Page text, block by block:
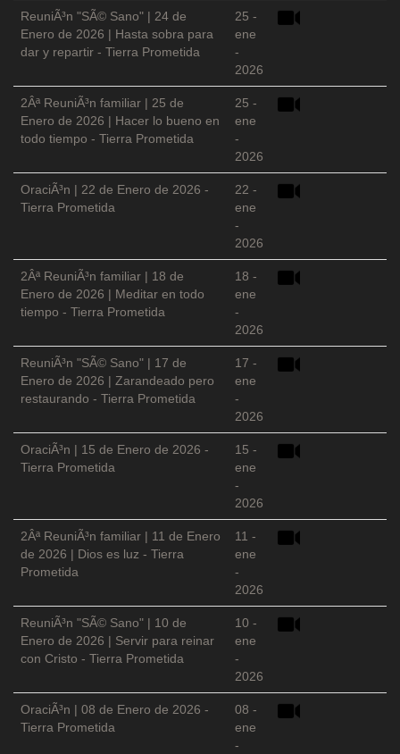
ReuniÃ³n "SÃ© Sano" | 24 de
Enero de 2026 | Hasta sobra para
dar y repartir - Tierra Prometida
25 -
ene
-
2026
2Âª ReuniÃ³n familiar | 25 de
Enero de 2026 | Hacer lo bueno en
todo tiempo - Tierra Prometida
25 -
ene
-
2026
OraciÃ³n | 22 de Enero de 2026 -
Tierra Prometida
22 -
ene
-
2026
2Âª ReuniÃ³n familiar | 18 de
Enero de 2026 | Meditar en todo
tiempo - Tierra Prometida
18 -
ene
-
2026
ReuniÃ³n "SÃ© Sano" | 17 de
Enero de 2026 | Zarandeado pero
restaurando - Tierra Prometida
17 -
ene
-
2026
OraciÃ³n | 15 de Enero de 2026 -
Tierra Prometida
15 -
ene
-
2026
2Âª ReuniÃ³n familiar | 11 de Enero
de 2026 | Dios es luz - Tierra
Prometida
11 -
ene
-
2026
ReuniÃ³n "SÃ© Sano" | 10 de
Enero de 2026 | Servir para reinar
con Cristo - Tierra Prometida
10 -
ene
-
2026
OraciÃ³n | 08 de Enero de 2026 -
Tierra Prometida
08 -
ene
-